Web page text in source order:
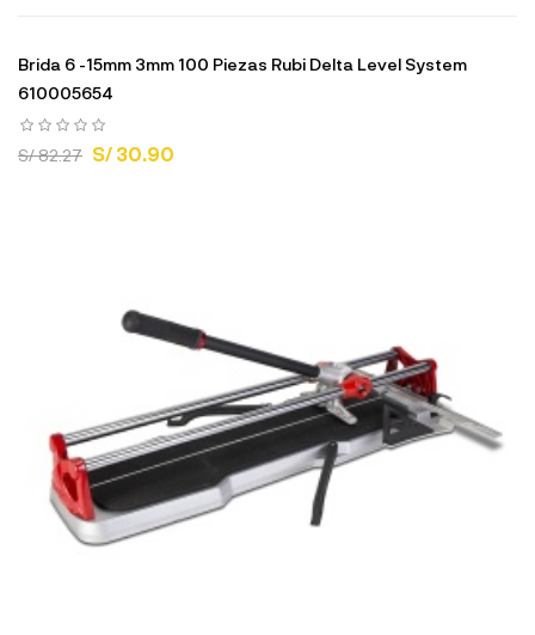
Brida 6 -15mm 3mm 100 Piezas Rubi Delta Level System
610005654
S/ 82.27 S/ 30.90